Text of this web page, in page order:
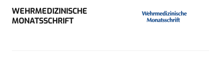
WEHRMEDIZINISCHE
MONATSSCHRIFT